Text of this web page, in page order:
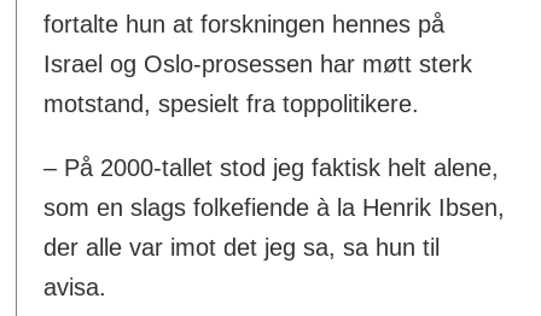
fortalte hun at forskningen hennes på
Israel og Oslo-prosessen har møtt sterk
motstand, spesielt fra toppolitikere.
– På 2000-tallet stod jeg faktisk helt alene,
som en slags folkefiende à la Henrik Ibsen,
der alle var imot det jeg sa, sa hun til
avisa.